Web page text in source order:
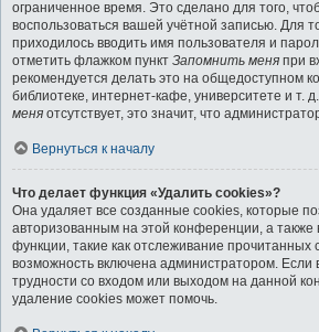
ограниченное время. Это сделано для того,
воспользоваться вашей учётной записью. Для
приходилось вводить имя пользователя и
отметить флажком пункт Запомнить меня при
рекомендуется делать это на общедоступном
библиотеке, интернет-кафе, университете и т.
меня отсутствует, это значит, что
Вернуться к началу
Что делает функция «Удалить cookies»?
Она удаляет все созданные cookies, которые
авторизованным на этой конференции, а также
функции, такие как отслеживание прочитанных
возможность включена администратором. Если
трудности со входом или выходом на данной
удаление cookies может помочь.